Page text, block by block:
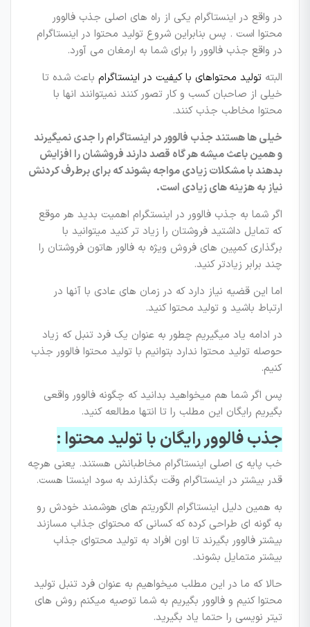
در واقع در اینستاگرام یکی از راه های اصلی جذب فالوور
محتوا است . پس بنابراین شروع تولید محتوا در اینستاگرام
در واقع جذب فالوور را برای شما به ارمغان می آورد.
البته تولید محتواهای با کیفیت در اینستاگرام باعث شده تا
خیلی از صاحبان کسب و کار تصور کنند نمیتوانند انها با
محتوا مخاطب جذب کنند.
خیلی ها هستند جذب فالوور در اینستاگرام را جدی نمیگیرند
و همین باعث میشه هر گاه قصد دارند فروششان را افزایش
بدهند با مشکلات زیادی مواجه بشوند که برای برطرف کردنش
نیاز به هزینه های زیادی است.
اگر شما به جذب فالوور در اینستگرام اهمیت بدید هر موقع
که تمایل داشتید فروشتان را زیاد تر کنید میتوانید با
برگذاری کمپین های فروش ویژه به فالور هاتون فروشتان را
چند برابر زیادتر کنید.
اما این قضیه نیاز دارد که در زمان های عادی با آنها در
ارتباط باشید و تولید محتوا کنید.
در ادامه یاد میگیریم چطور به عنوان یک فرد تنبل که زیاد
حوصله تولید محتوا ندارد بتوانیم با تولید محتوا فالوور جذب
کنیم.
پس اگر شما هم میخواهید بدانید که چگونه فالوور واقعی
بگیریم رایگان این مطلب را تا انتها مطالعه کنید.
جذب فالوور رایگان با تولید محتوا :
خب پایه ی اصلی اینستاگرام مخاطبانش هستند. یعنی هرچه
قدر بیشتر در اینستاگرام وقت بگذارند به سود اینستا هست.
به همین دلیل اینستاگرام الگوریتم های هوشمند خودش رو
به گونه ای طراحی کرده که کسانی که محتوای جذاب مسازند
بیشتر فالوور بگیرند تا اون افراد به تولید محتوای جذاب
بیشتر متمایل بشوند.
حالا که ما در این مطلب میخواهیم به عنوان فرد تنبل تولید
محتوا کنیم و فالوور بگیریم به شما توصیه میکنم روش های
تیتر نویسی را حتما یاد بگیرید.